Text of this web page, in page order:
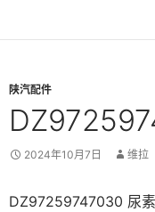
陕汽配件
2024年10月7日 维拉
DZ97259747030 尿